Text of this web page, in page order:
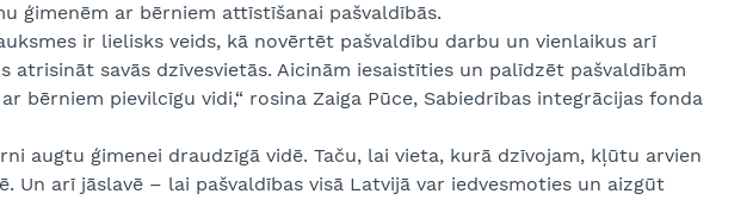
ģimenēm ar bērniem attīstīšanai pašvaldībās.
ir lielisks veids, kā novērtēt pašvaldību darbu un vienlaikus arī
savās dzīvesvietās. Aicinām iesaistīties un palīdzēt pašvaldībām
bērniem pievilcīgu vidi,“ rosina Zaiga Pūce, Sabiedrības integrācijas fonda
augtu ģimenei draudzīgā vidē. Taču, lai vieta, kurā dzīvojam, kļūtu arvien
Un arī jāslavē – lai pašvaldības visā Latvijā var iedvesmoties un aizgūt